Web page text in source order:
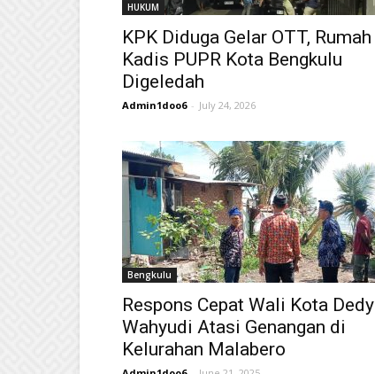
HUKUM
KPK Diduga Gelar OTT, Rumah
Kadis PUPR Kota Bengkulu
Digeledah
Admin1doo6 - July 24, 2026
Bengkulu
Respons Cepat Wali Kota Dedy
Wahyudi Atasi Genangan di
Kelurahan Malabero